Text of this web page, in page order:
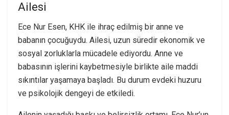
Ailesi
Ece Nur Esen, KHK ile ihraç edilmiş bir anne ve
babanın çocuğuydu. Ailesi, uzun süredir ekonomik ve
sosyal zorluklarla mücadele ediyordu. Anne ve
babasının işlerini kaybetmesiyle birlikte aile maddi
sıkıntılar yaşamaya başladı. Bu durum evdeki huzuru
ve psikolojik dengeyi de etkiledi.